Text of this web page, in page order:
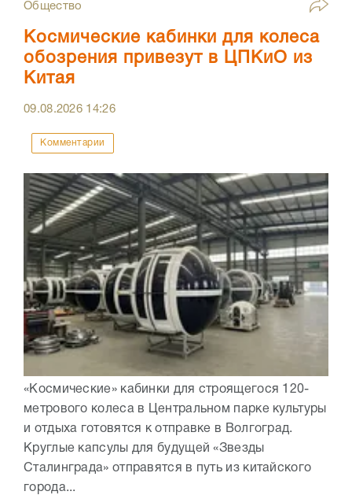
Общество
Космические кабинки для колеса
обозрения привезут в ЦПКиО из
Китая
09.08.2026 14:26
Комментарии
«Космические» кабинки для строящегося 120-
метрового колеса в Центральном парке культуры
и отдыха готовятся к отправке в Волгоград.
Круглые капсулы для будущей «Звезды
Сталинграда» отправятся в путь из китайского
города...